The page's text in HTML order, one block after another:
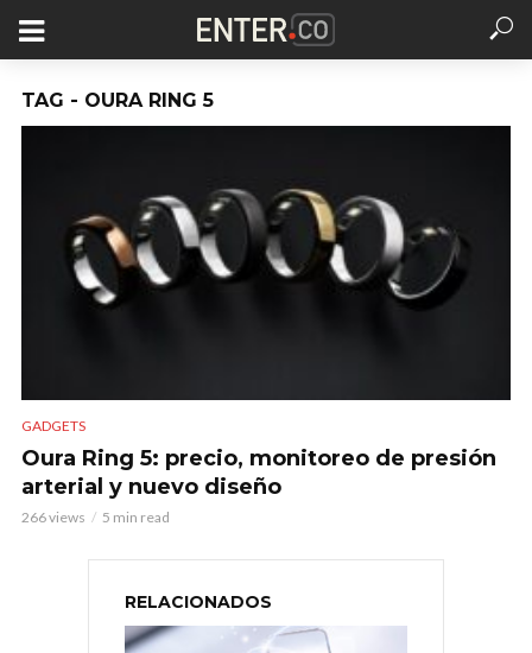
TAG - OURA RING 5
GADGETS
Oura Ring 5: precio, monitoreo de presión
arterial y nuevo diseño
266 views 5 min read
RELACIONADOS